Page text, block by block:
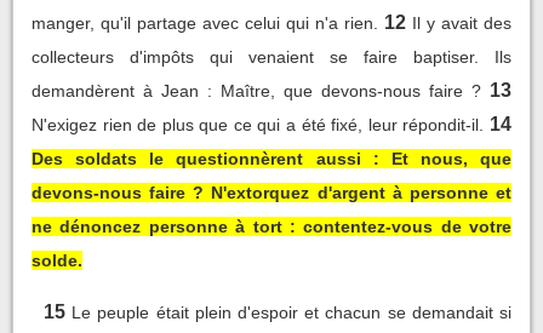
manger, qu'il partage avec celui qui n'a rien.
12 Il y avait des
collecteurs d'impôts qui venaient se faire baptiser. Ils
demandèrent à Jean : Maître, que devons-nous faire ? 13
N'exigez rien de plus que ce qui a été fixé, leur répondit-il. 14
Des soldats le questionnèrent aussi : Et nous, que
devons-nous faire ? N'extorquez d'argent à personne et
ne dénoncez personne à tort : contentez-vous de votre
solde.
15 Le peuple était plein d'espoir et chacun se demandait si